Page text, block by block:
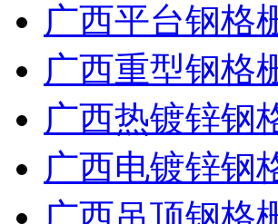
广西平台钢格
广西重型钢格
广西热镀锌钢
广西电镀锌钢